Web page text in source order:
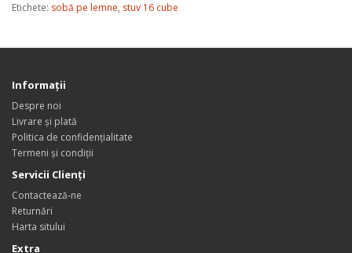
Etichete: sobă pe lemne, stuv 16 cube
Informaţii
Despre noi
Livrare și plată
Politica de confidențialitate
Termeni și condiții
Servicii Clienţi
Contactează-ne
Returnări
Harta sitului
Extra